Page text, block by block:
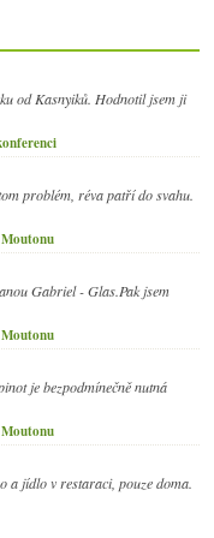
od Kasnyiků. Hodnotil jsem ji
problém, réva patří do svahu.
Gabriel - Glas.Pak jsem
je bezpodmínečně nutná
a jídlo v restaraci, pouze doma.